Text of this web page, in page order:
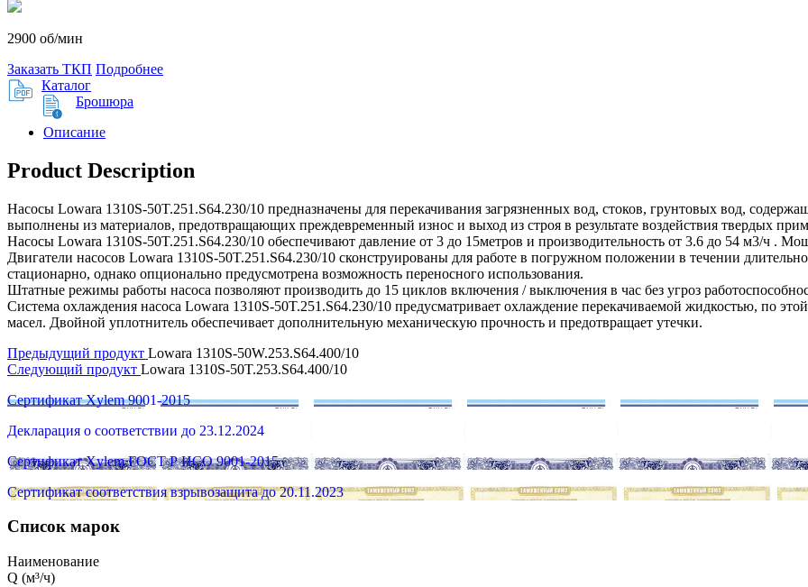
2900 об/мин
Заказать ТКП Подробнее
Каталог
Брошюра
Описание
Product Description
Насосы Lowara 1310S-50T.251.S64.230/10 предназначены для перекачивания загрязненных вод, стоков, грунтовых вод,
выполнены из материалов, предотвращающих преждевременный износ и выход из строя в результате воздействия твердых
Насосы Lowara 1310S-50T.251.S64.230/10 обеспечивают давление от 3 до 15метров и производительность от 3.6 до 54 м3/ч .
Двигатели насосов Lowara 1310S-50T.251.S64.230/10 сконструированы для работе в погружном положении в течении
стационарно, однако опционально предусмотрена возможность переносного использования.
Штатные режимы работы насоса позволяют производить до 15 циклов включения / выключения в час без угроз
Система охлаждения насоса Lowara 1310S-50T.251.S64.230/10 предусматривает охлаждение перекачиваемой жидкостью, по
масел. Двойной уплотнитель обеспечивает дополнительную механическую прочность и предотвращает утечки.
Предыдущий продукт Lowara 1310S-50W.253.S64.400/10
Следующий продукт Lowara 1310S-50T.253.S64.400/10
Сертификат Xylem 9001-2015
Декларация о соответствии до 23.12.2024
Сертификат Xylem ГОСТ Р ИСО 9001-2015
Сертификат соответствия взрывозащита до 20.11.2023
Список марок
Наименование
Q (м³/ч)